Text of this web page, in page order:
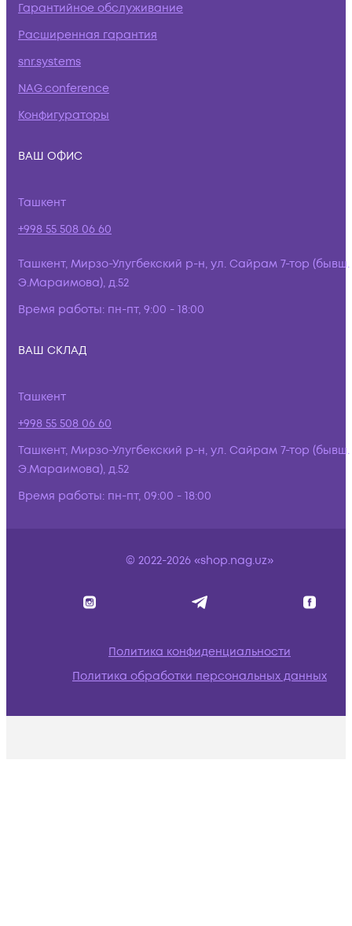
Гарантийное обслуживание
Расширенная гарантия
snr.systems
NAG.conference
Конфигураторы
ВАШ ОФИС
Ташкент
+998 55 508 06 60
Ташкент, Мирзо-Улугбекский р-н, ул. Сайрам 7-тор (бывш.
Э.Мараимова), д.52
Время работы: пн-пт, 9:00 - 18:00
ВАШ СКЛАД
Ташкент
+998 55 508 06 60
Ташкент, Мирзо-Улугбекский р-н, ул. Сайрам 7-тор (бывш.
Э.Мараимова), д.52
Время работы: пн-пт, 09:00 - 18:00
© 2022-2026 «shop.nag.uz»
Политика конфиденциальности
Политика обработки персональных данных